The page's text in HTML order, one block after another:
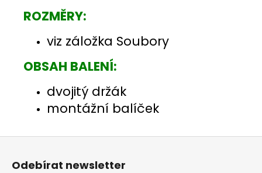
ROZMĚRY:
viz záložka Soubory
OBSAH BALENÍ:
dvojitý držák
montážní balíček
Z
Odebírat newsletter